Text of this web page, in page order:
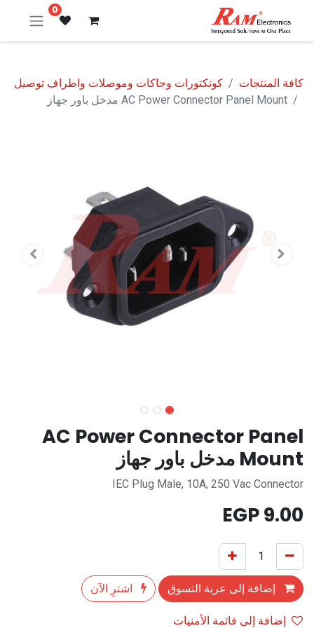
0
كافة المنتجات
كونكتورات وجاكات وموصلات واطراف توصيل
AC Power Connector Panel Mount مدخل باور جهاز
AC Power Connector Panel
Mount مدخل باور جهاز
IEC Plug Male, 10A, 250 Vac Connector
9.00
إضافة إلى عربة التسوق
اشترِ الآن
إضافة إلى قائمة الأمنيات